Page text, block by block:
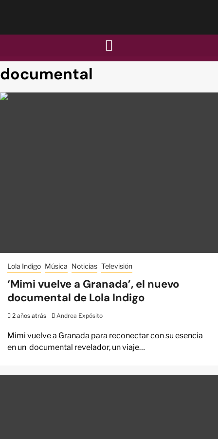
documental
Lola Indigo Música Noticias Televisión
‘Mimi vuelve a Granada’, el nuevo
documental de Lola Indigo
2 años atrás Andrea Expósito
Mimi vuelve a Granada para reconectar con su esencia
en un documental revelador, un viaje…